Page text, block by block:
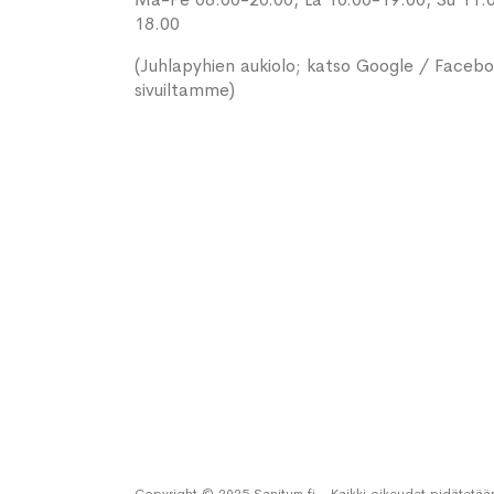
18.00
(Juhlapyhien aukiolo; katso Google /
sivuiltamme)